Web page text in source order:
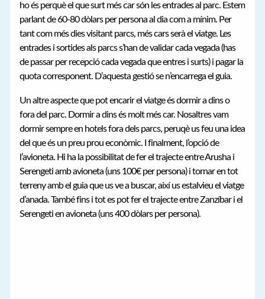
ho és perquè el que surt més car són les entrades al parc. Estem
parlant de 60-80 dòlars per persona al dia com a mínim. Per
tant com més dies visitant parcs, més cars serà el viatge. Les
entrades i sortides als parcs s’han de validar cada vegada (has
de passar per recepció cada vegada que entres i surts) i pagar la
quota corresponent. D’aquesta gestió se n’encarrega el guia.
Un altre aspecte que pot encarir el viatge és dormir a dins o
fora del parc. Dormir a dins és molt més car. Nosaltres vam
dormir sempre en hotels fora dels parcs, peruqè us feu una idea
del que és un preu prou econòmic. I finalment, l’opció de
l’avioneta. Hi ha la possibilitat de fer el trajecte entre Arusha i
Serengeti amb avioneta (uns 100€ per persona) i tornar en tot
terreny amb el guia que us ve a buscar, així us estalvieu el viatge
d’anada. També fins i tot es pot fer el trajecte entre Zanzíbar i el
Serengeti en avioneta (uns 400 dòlars per persona).